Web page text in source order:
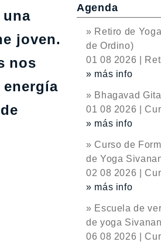
joven.
nos
energía
Agenda
» Retiro de
de Ordino)
01 08 2026 |
» más info
» Bhagavad
01 08 2026 |
» más info
» Curso de
de Yoga
02 08 2026 |
» más info
» Escuela de
de yoga
06 08 2026 |